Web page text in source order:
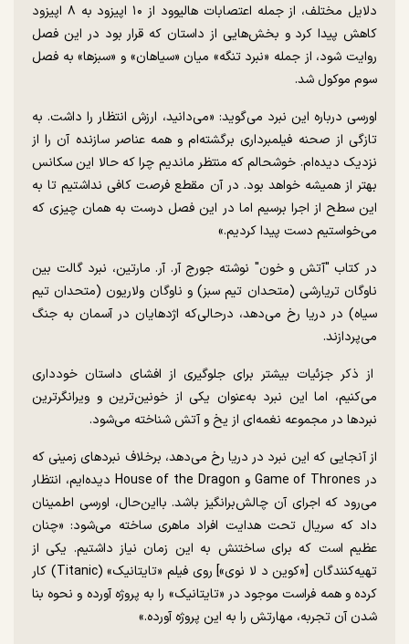
دلایل مختلف، از جمله اعتصابات هالیوود از ۱۰ اپیزود به ۸ اپیزود
کاهش پیدا کرد و بخش‌هایی از داستان که قرار بود در این فصل
روایت شود، از جمله «نبرد تنگه» میان «سیاهان» و «سبزها» به فصل
سوم موکول شد.
اورسی درباره این نبرد می‌گوید: «می‌دانید، ارزش انتظار را داشت. به
تازگی از صحنه فیلمبرداری برگشته‌ام و همه عناصر سازنده آن را از
نزدیک دیده‌ام. خوشحالم که منتظر ماندیم چرا که حالا این سکانس
بهتر از همیشه خواهد بود. در آن مقطع فرصت کافی نداشتیم تا به
این سطح از اجرا برسیم اما در این فصل درست به همان چیزی که
می‌خواستیم دست پیدا کردیم.»
در کتاب "آتش و خون" نوشته جورج آر. آر. مارتین، نبرد گالت بین
ناوگان تریارشی (متحدان تیم سبز) و ناوگان ولاریون (متحدان تیم
سیاه) در دریا رخ می‌دهد، درحالی‌که اژدهایان در آسمان به جنگ
می‌پردازند.
از ذکر جزئیات بیشتر برای جلوگیری از افشای داستان خودداری
می‌کنیم، اما این نبرد به‌عنوان یکی از خونین‌ترین و ویرانگرترین
نبردها در مجموعه نغمه‌ای از یخ و آتش شناخته می‌شود.
از آنجایی که این نبرد در دریا رخ می‌دهد، برخلاف نبردهای زمینی که
در Game of Thrones و House of the Dragon دیده‌ایم، انتظار
می‌رود که اجرای آن چالش‌برانگیز باشد. بااین‌حال، اورسی اطمینان
داد که سریال تحت هدایت افراد ماهری ساخته می‌شود: «چنان
عظیم است که برای ساختنش به این زمان نیاز داشتیم. یکی از
تهیه‌کنندگان [«کوین د لا نوی»] روی فیلم «تایتانیک» (Titanic) کار
کرده و همه فراست موجود در «تایتانیک» را به پروژه آورده و نحوه بنا
شدن آن تجربه، مهارتش را به این پروژه آورده.»